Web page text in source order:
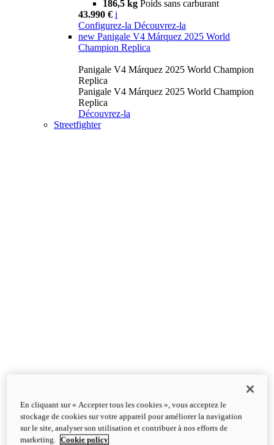
186,5 kg Poids sans carburant
43.990 € i
Configurez-la Découvrez-la
new Panigale V4 Márquez 2025 World
Champion Replica
Panigale V4 Márquez 2025 World Champion
Replica
Panigale V4 Márquez 2025 World Champion
Replica
Découvrez-la
Streetfighter
En cliquant sur « Accepter tous les cookies », vous acceptez le
stockage de cookies sur votre appareil pour améliorer la navigation
sur le site, analyser son utilisation et contribuer à nos efforts de
marketing.
Cookie policy